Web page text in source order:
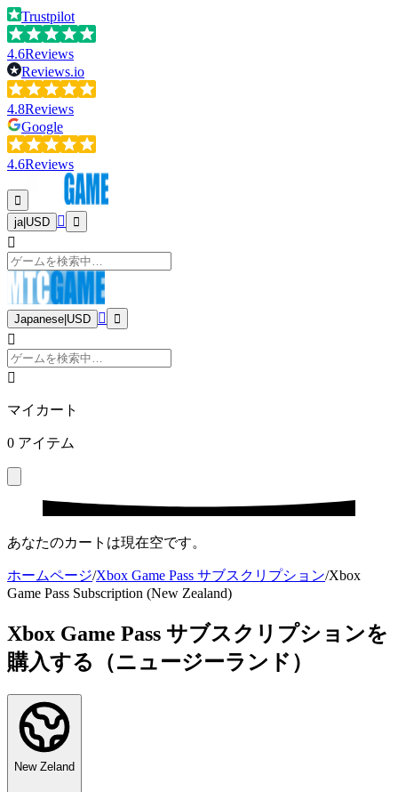
Trustpilot
4.6Reviews
Reviews.io
4.8Reviews
Google
4.6Reviews
ja| USD
Japanese USD
マイカート
0 アイテム
あなたのカートは現在空です。
ホームページ/Xbox Game Pass サブスクリプション/Xbox
Game Pass Subscription (New Zealand)
Xbox Game Pass サブスクリプションを
購入する（ニュージーランド）
New Zeland